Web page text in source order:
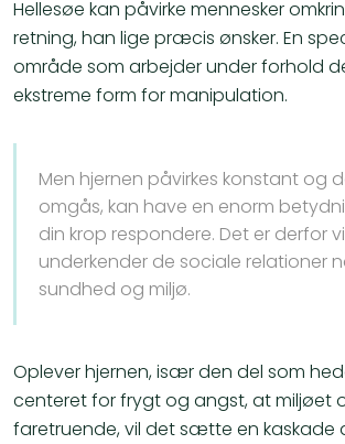
Hellesøe kan påvirke mennesker
retning, han lige præcis ønsker. En
område som arbejder under forhold
ekstreme form for manipulation.
Men hjernen påvirkes konstant og
omgås, kan have en enorm
din krop respondere. Det er derfor
underkender de sociale relationer
sundhed og miljø.
Oplever hjernen, især den del som
centeret for frygt og angst, at miljøet
faretruende, vil det sætte en kaskade